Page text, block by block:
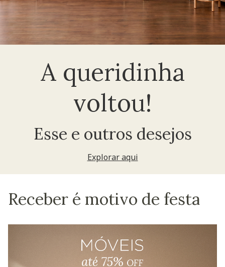
A queridinha
voltou!
Esse e outros desejos
Explorar aqui
Receber é motivo de festa